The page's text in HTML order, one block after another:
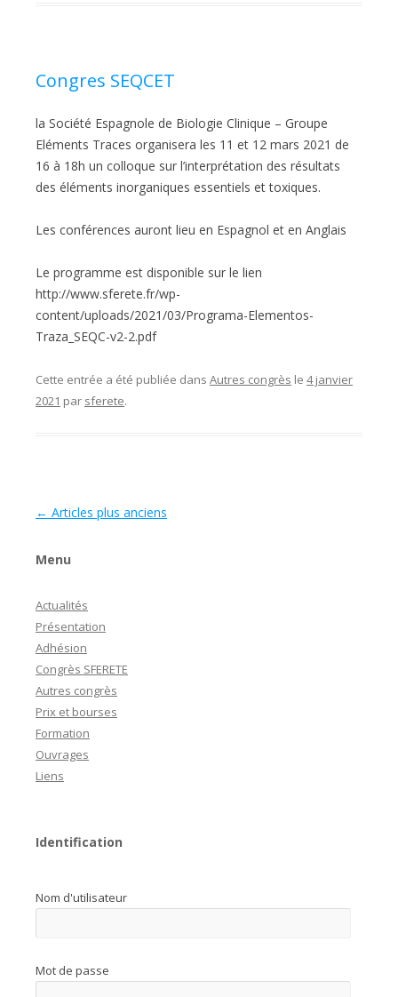
Congres SEQCET
la Société Espagnole de Biologie Clinique – Groupe
Eléments Traces organisera les 11 et 12 mars 2021 de
16 à 18h un colloque sur l’interprétation des résultats
des éléments inorganiques essentiels et toxiques.
Les conférences auront lieu en Espagnol et en Anglais
Le programme est disponible sur le lien
http://www.sferete.fr/wp-
content/uploads/2021/03/Programa-Elementos-
Traza_SEQC-v2-2.pdf
Cette entrée a été publiée dans Autres congrès le 4 janvier
2021 par sferete.
Navigation des articles
← Articles plus anciens
Menu
Actualités
Présentation
Adhésion
Congrès SFERETE
Autres congrès
Prix et bourses
Formation
Ouvrages
Liens
Identification
Nom d'utilisateur
Mot de passe